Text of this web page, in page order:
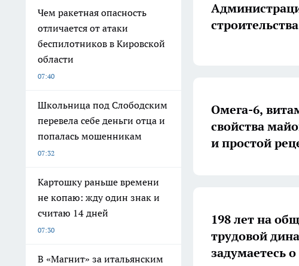
Чем ракетная опасность
отличается от атаки
беспилотников в Кировской
области
07:40
Школьница под Слободским
перевела себе деньги отца и
попалась мошенникам
07:32
Картошку раньше времени
не копаю: жду один знак и
считаю 14 дней
07:30
В «Магнит» за итальянским
Омега-6,
свойства
и простой
198 лет на
трудовой
задумаетесь